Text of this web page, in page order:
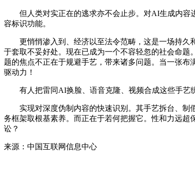
但人类对实正在的逃求亦不会止步。对AI生成内容
容标识功能。
更悄悄渗入到、经济以至法令范畴，这是一场持久和
于套取不妥好处。现在已成为一个不容轻忽的社会命
题的焦点不正在于规避手艺，带来诸多问题。当一张
驱动力！
有人把雷同AI换脸、语音克隆、视频合成这些手艺统
实现对深度伪制内容的快速识别。其手艺拆台、制
务框架取根基素养。而正在于若何把握它。性和力远
讼？
来源：中国互联网信息中心